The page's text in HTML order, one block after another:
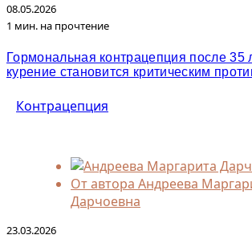
08.05.2026
1 мин. на прочтение
Гормональная контрацепция после 35
курение становится критическим
Контрацепция
От автора Андреева
Дарчоевна
23.03.2026